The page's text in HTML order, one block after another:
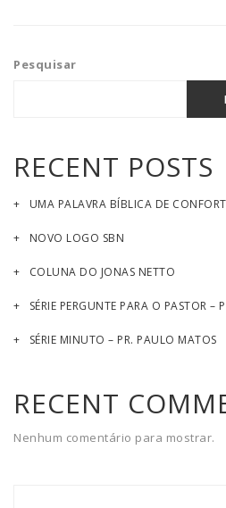
Pesquisar
RECENT POSTS
UMA PALAVRA BÍBLICA DE
NOVO LOGO SBN
COLUNA DO JONAS NETTO
SÉRIE PERGUNTE PARA O PASTOR –
SÉRIE MINUTO – PR. PAULO MATOS
RECENT
Nenhum comentário para mostrar.